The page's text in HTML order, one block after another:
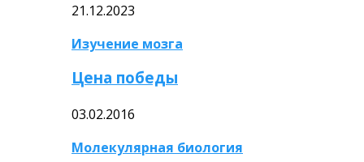
21.12.2023
Изучение мозга
Цена победы
03.02.2016
Молекулярная биология